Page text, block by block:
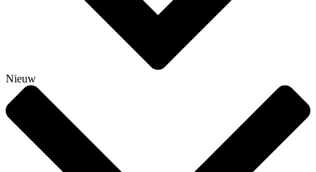
Nieuw